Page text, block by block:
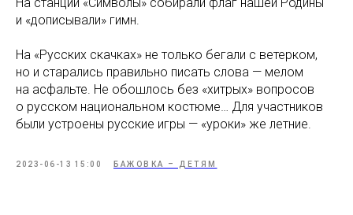
и «дописывали» гимн.
На «Русских скачках» не только бегали с ветерком,
но и старались правильно писать слова — мелом
на асфальте. Не обошлось без «хитрых» вопросов
о русском национальном костюме… Для участников
были устроены русские игры — «уроки» же летние.
2023-06-13 15:00 БАЖОВКА – ДЕТЯМ